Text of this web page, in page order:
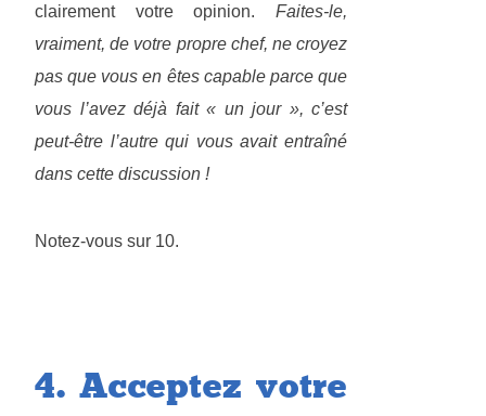
clairement votre opinion. Faites-le,
vraiment, de votre propre chef, ne croyez
pas que vous en êtes capable parce que
vous l’avez déjà fait « un jour », c’est
peut-être l’autre qui vous avait entraîné
dans cette discussion !
Notez-vous sur 10.
4. Acceptez votre